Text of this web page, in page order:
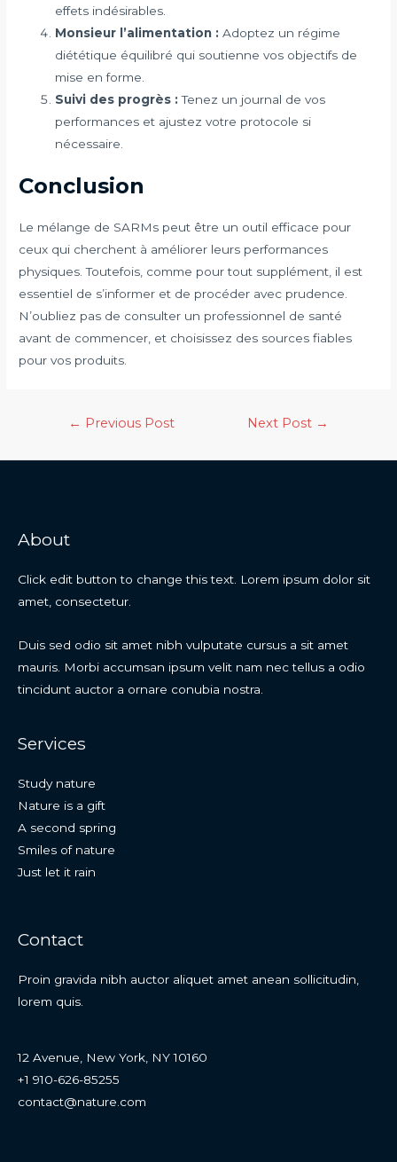
effets indésirables.
Monsieur l’alimentation : Adoptez un régime
diététique équilibré qui soutienne vos objectifs de
mise en forme.
Suivi des progrès : Tenez un journal de vos
performances et ajustez votre protocole si
nécessaire.
Conclusion
Le mélange de SARMs peut être un outil efficace pour
ceux qui cherchent à améliorer leurs performances
physiques. Toutefois, comme pour tout supplément, il est
essentiel de s’informer et de procéder avec prudence.
N’oubliez pas de consulter un professionnel de santé
avant de commencer, et choisissez des sources fiables
pour vos produits.
← Previous Post Next Post →
About
Click edit button to change this text. Lorem ipsum dolor sit
amet, consectetur.
Duis sed odio sit amet nibh vulputate cursus a sit amet
mauris. Morbi accumsan ipsum velit nam nec tellus a odio
tincidunt auctor a ornare conubia nostra.
Services
Study nature
Nature is a gift
A second spring
Smiles of nature
Just let it rain
Contact
Proin gravida nibh auctor aliquet amet anean sollicitudin,
lorem quis.
12 Avenue, New York, NY 10160
+1 910-626-85255
contact@nature.com